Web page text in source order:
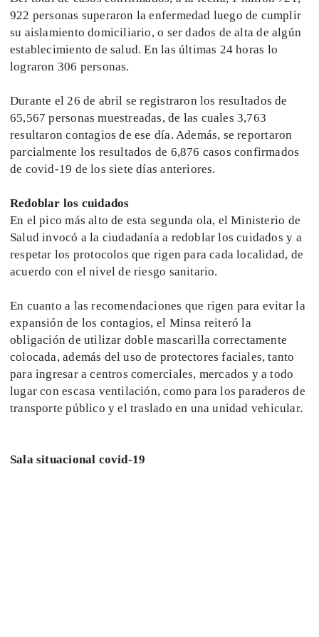
922 personas superaron la enfermedad luego de cumplir
su aislamiento domiciliario, o ser dados de alta de algún
establecimiento de salud. En las últimas 24 horas lo
lograron 306 personas.
Durante el 26 de abril se registraron los resultados de
65,567 personas muestreadas, de las cuales 3,763
resultaron contagios de ese día. Además, se reportaron
parcialmente los resultados de 6,876 casos confirmados
de covid-19 de los siete días anteriores.
Redoblar los cuidados
En el pico más alto de esta segunda ola, el Ministerio de
Salud invocó a la ciudadanía a redoblar los cuidados y a
respetar los protocolos que rigen para cada localidad, de
acuerdo con el nivel de riesgo sanitario.
En cuanto a las recomendaciones que rigen para evitar la
expansión de los contagios, el Minsa reiteró la
obligación de utilizar doble mascarilla correctamente
colocada, además del uso de protectores faciales, tanto
para ingresar a centros comerciales, mercados y a todo
lugar con escasa ventilación, como para los paraderos de
transporte público y el traslado en una unidad vehicular.
Sala situacional covid-19